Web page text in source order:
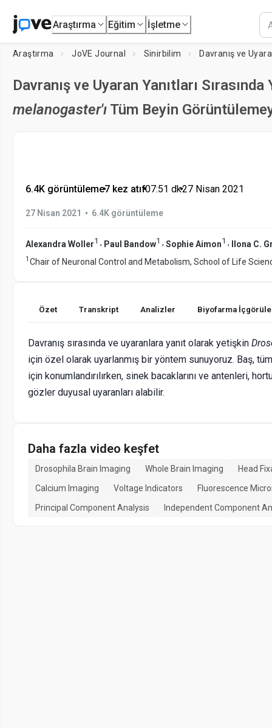
Araştırma Eğitim İşletme
Araştırma JoVE Journal Sinirbilim Davranış ve
Davranış ve Uyaran Yanıtları
melanogaster'ı Tüm Beyin
6.4K görüntüleme•7 kez atıf•07:51 dk•27 Nisan 2021
27 Nisan 2021 • 6.4K görüntüleme
Alexandra Woller1 , Paul Bandow1 , Sophie Aimon1 , Ilona C.
1 Chair of Neuronal Control and Metabolism, School of Life
Özet Transkript Analizler Biyofarma
Davranış sırasında ve uyaranlara yanıt olarak yetişkin
için özel olarak uyarlanmış bir yöntem sunuyoruz. Baş,
için konumlandırılırken, sinek bacaklarını ve antenleri,
gözler duyusal uyaranları alabilir.
Daha fazla video keşfet
Drosophila Brain Imaging Whole Brain Imaging
Head
Calcium Imaging
Voltage Indicators
Fluorescence
Principal Component Analysis
Independent Component